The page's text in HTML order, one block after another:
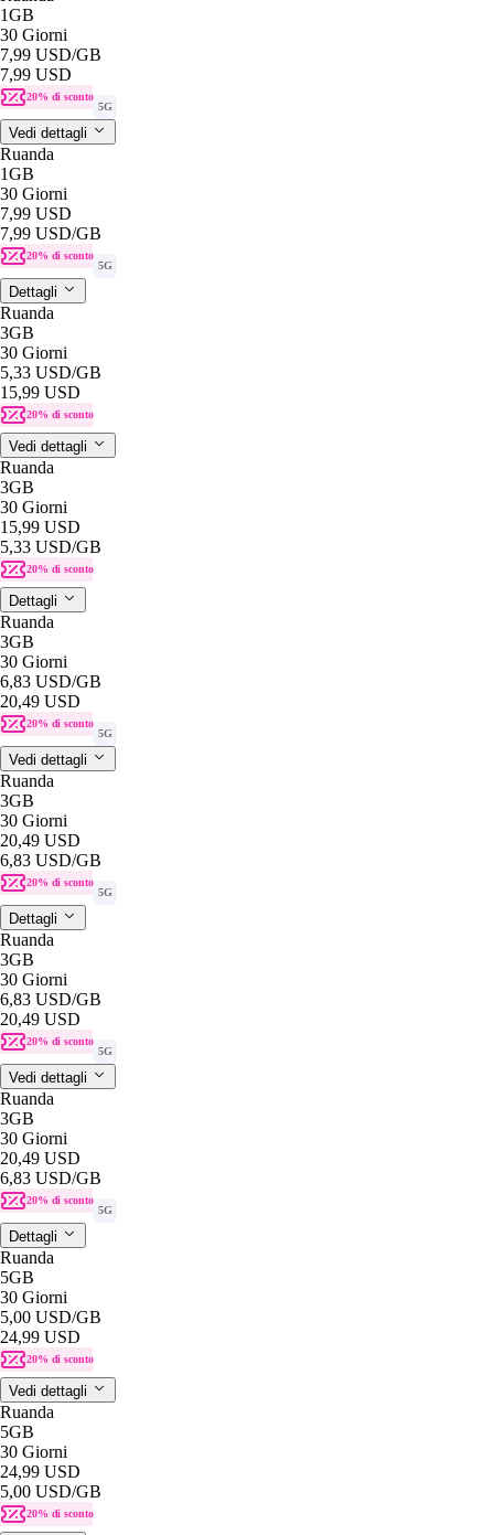
1GB
30 Giorni
7,99 USD/GB
7,99 USD
20% di sconto
5G
Vedi dettagli
Ruanda
1GB
30 Giorni
7,99 USD
7,99 USD/GB
20% di sconto
5G
Dettagli
Ruanda
3GB
30 Giorni
5,33 USD/GB
15,99 USD
20% di sconto
Vedi dettagli
Ruanda
3GB
30 Giorni
15,99 USD
5,33 USD/GB
20% di sconto
Dettagli
Ruanda
3GB
30 Giorni
6,83 USD/GB
20,49 USD
20% di sconto
5G
Vedi dettagli
Ruanda
3GB
30 Giorni
20,49 USD
6,83 USD/GB
20% di sconto
5G
Dettagli
Ruanda
3GB
30 Giorni
6,83 USD/GB
20,49 USD
20% di sconto
5G
Vedi dettagli
Ruanda
3GB
30 Giorni
20,49 USD
6,83 USD/GB
20% di sconto
5G
Dettagli
Ruanda
5GB
30 Giorni
5,00 USD/GB
24,99 USD
20% di sconto
Vedi dettagli
Ruanda
5GB
30 Giorni
24,99 USD
5,00 USD/GB
20% di sconto